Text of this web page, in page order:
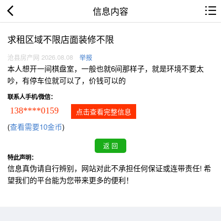
信息内容
求租区域不限店面装修不限
沧县房产网 2026.08.08 举报
本人想开一间棋盘室，一般也就6间那样子，就是环境不要太
吵，有停车位就可以了，价钱可以的
联系人手机/微信：
138****0159 点击查看完整信息
(查看需要10金币)
特此声明：
信息真伪请自行辨别，网站对此不承担任何保证或连带责任! 希
望我们的平台能为您带来更多的便利！